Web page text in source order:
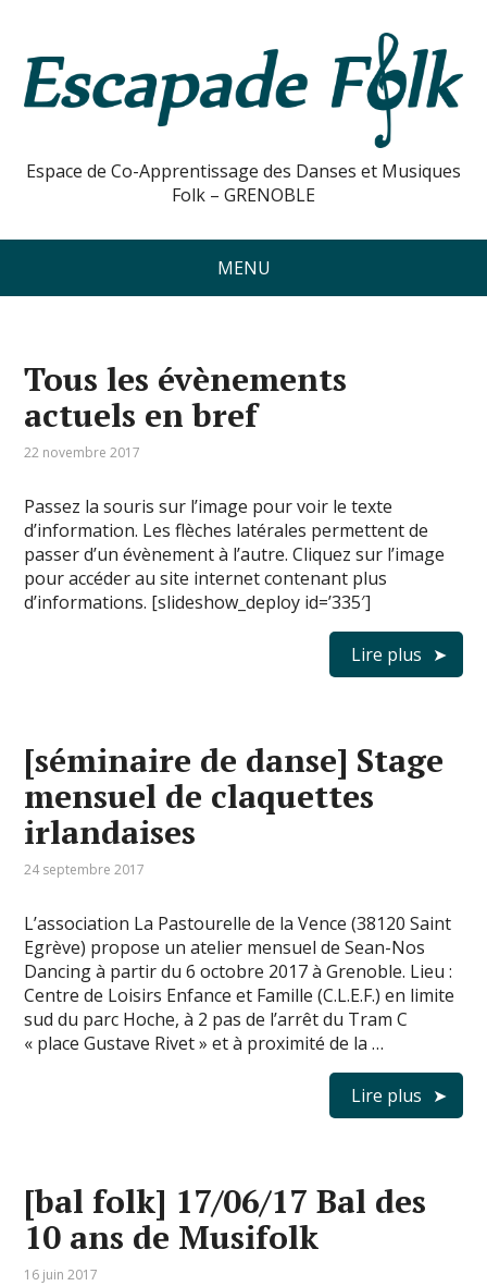
Espace de Co-Apprentissage des Danses et Musiques
Folk – GRENOBLE
MENU
Tous les évènements
actuels en bref
22 novembre 2017
Passez la souris sur l’image pour voir le texte
d’information. Les flèches latérales permettent de
passer d’un évènement à l’autre. Cliquez sur l’image
pour accéder au site internet contenant plus
d’informations. [slideshow_deploy id=’335′]
Lire plus
[séminaire de danse] Stage
mensuel de claquettes
irlandaises
24 septembre 2017
L’association La Pastourelle de la Vence (38120 Saint
Egrève) propose un atelier mensuel de Sean-Nos
Dancing à partir du 6 octobre 2017 à Grenoble. Lieu :
Centre de Loisirs Enfance et Famille (C.L.E.F.) en limite
sud du parc Hoche, à 2 pas de l’arrêt du Tram C
« place Gustave Rivet » et à proximité de la …
Lire plus
[bal folk] 17/06/17 Bal des
10 ans de Musifolk
16 juin 2017